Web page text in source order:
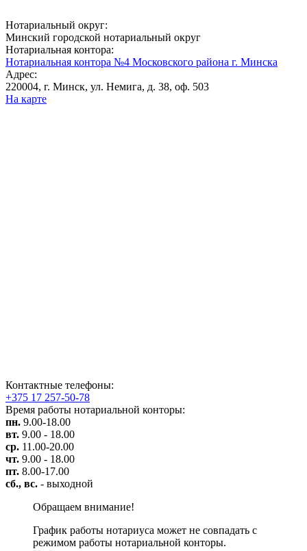
Нотариальный округ:
Минский городской нотариальный округ
Нотариальная контора:
Нотариальная контора №4 Московского района г. Минска
Адрес:
220004, г. Минск, ул. Немига, д. 38, оф. 503
На карте
Контактные телефоны:
+375 17 257-50-78
Время работы нотариальной конторы:
пн. 9.00-18.00
вт. 9.00 - 18.00
ср. 11.00-20.00
чт. 9.00 - 18.00
пт. 8.00-17.00
сб., вс. - выходной
Обращаем внимание!
График работы нотариуса может не совпадать с
режимом работы нотариальной конторы.